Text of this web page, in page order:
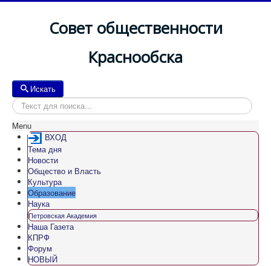
Совет общественности
Краснообска
Искать
Menu
ВХОД
Тема дня
Новости
Общество и Власть
Культура
Образование
Наука
Петровская Академия
Наша Газета
КПРФ
Форум
НОВЫЙ